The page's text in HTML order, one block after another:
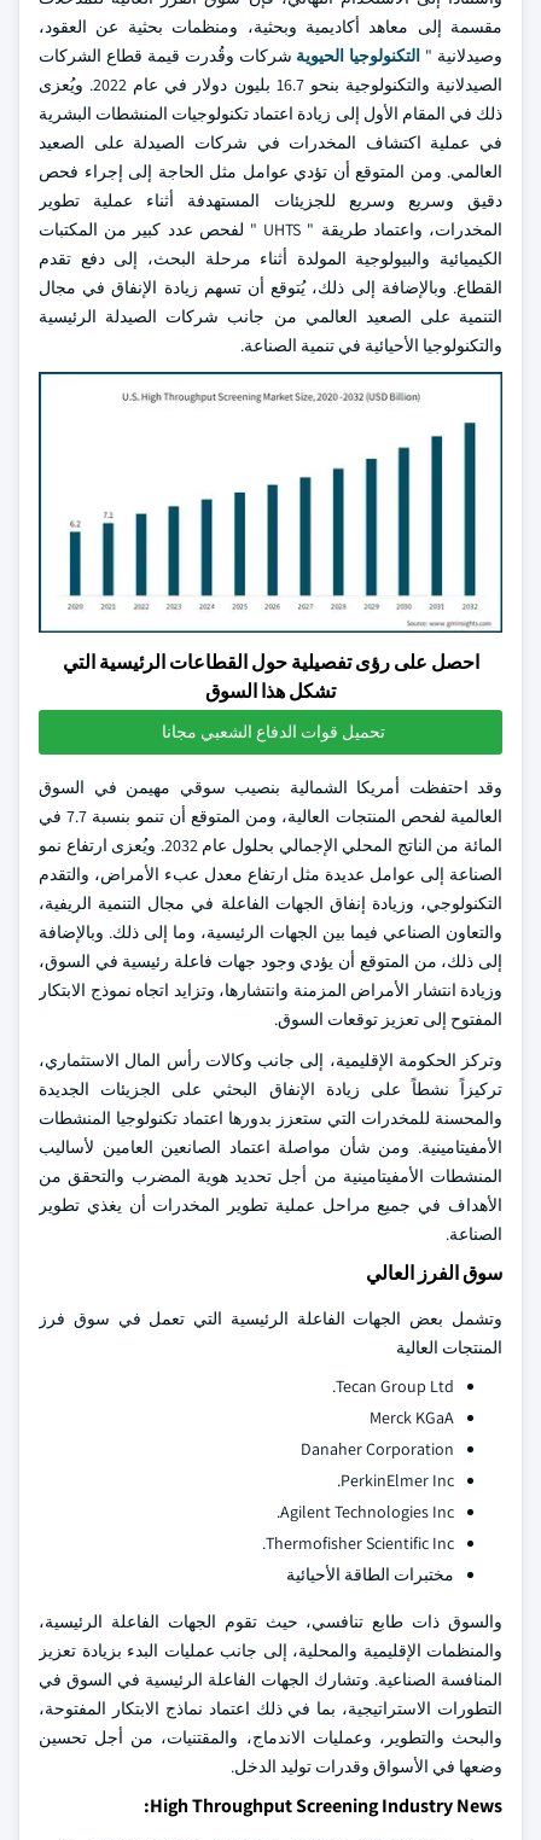
مقسمة إلى معاهد أكاديمية وبحثية، ومنظمات بحثية عن العقود،
وصيدلانية " التكنولوجيا الحيوية شركات وقُدرت قيمة قطاع الشركات
الصيدلانية والتكنولوجية بنحو 16.7 بليون دولار في عام 2022. ويُعزى
ذلك في المقام الأول إلى زيادة اعتماد تكنولوجيات المنشطات البشرية
في عملية اكتشاف المخدرات في شركات الصيدلة على الصعيد
العالمي. ومن المتوقع أن تؤدي عوامل مثل الحاجة إلى إجراء فحص
دقيق وسريع وسريع للجزيئات المستهدفة أثناء عملية تطوير
المخدرات، واعتماد طريقة " UHTS " لفحص عدد كبير من المكتبات
الكيميائية والبيولوجية المولدة أثناء مرحلة البحث، إلى دفع تقدم
القطاع. وبالإضافة إلى ذلك، يُتوقع أن تسهم زيادة الإنفاق في مجال
التنمية على الصعيد العالمي من جانب شركات الصيدلة الرئيسية
والتكنولوجيا الأحيائية في تنمية الصناعة.
احصل على رؤى تفصيلية حول القطاعات الرئيسية التي
تشكل هذا السوق
تحميل قوات الدفاع الشعبي مجانا
وقد احتفظت أمريكا الشمالية بنصيب سوقي مهيمن في السوق
العالمية لفحص المنتجات العالية، ومن المتوقع أن تنمو بنسبة 7.7 في
المائة من الناتج المحلي الإجمالي بحلول عام 2032. ويُعزى ارتفاع نمو
الصناعة إلى عوامل عديدة مثل ارتفاع معدل عبء الأمراض، والتقدم
التكنولوجي، وزيادة إنفاق الجهات الفاعلة في مجال التنمية الريفية،
والتعاون الصناعي فيما بين الجهات الرئيسية، وما إلى ذلك. وبالإضافة
إلى ذلك، من المتوقع أن يؤدي وجود جهات فاعلة رئيسية في السوق،
وزيادة انتشار الأمراض المزمنة وانتشارها، وتزايد اتجاه نموذج الابتكار
المفتوح إلى تعزيز توقعات السوق.
وتركز الحكومة الإقليمية، إلى جانب وكالات رأس المال الاستثماري،
تركيزاً نشطاً على زيادة الإنفاق البحثي على الجزيئات الجديدة
والمحسنة للمخدرات التي ستعزز بدورها اعتماد تكنولوجيا المنشطات
الأمفيتامينية. ومن شأن مواصلة اعتماد الصانعين العامين لأساليب
المنشطات الأمفيتامينية من أجل تحديد هوية المضرب والتحقق من
الأهداف في جميع مراحل عملية تطوير المخدرات أن يغذي تطوير
الصناعة.
سوق الفرز العالي
وتشمل بعض الجهات الفاعلة الرئيسية التي تعمل في سوق فرز
المنتجات العالية
Tecan Group Ltd.
Merck KGaA
Danaher Corporation
PerkinElmer Inc.
Agilent Technologies Inc.
Thermofisher Scientific Inc.
مختبرات الطاقة الأحيائية
والسوق ذات طابع تنافسي، حيث تقوم الجهات الفاعلة الرئيسية،
والمنظمات الإقليمية والمحلية، إلى جانب عمليات البدء بزيادة تعزيز
المنافسة الصناعية. وتشارك الجهات الفاعلة الرئيسية في السوق في
التطورات الاستراتيجية، بما في ذلك اعتماد نماذج الابتكار المفتوحة،
والبحث والتطوير، وعمليات الاندماج، والمقتنيات، من أجل تحسين
وضعها في الأسواق وقدرات توليد الدخل.
High Throughput Screening Industry News: